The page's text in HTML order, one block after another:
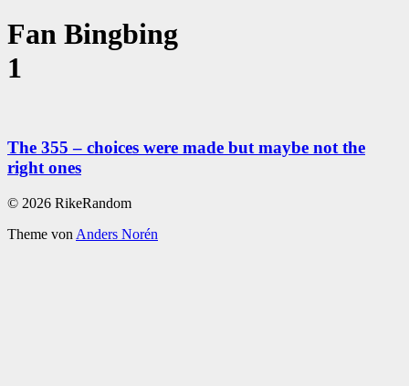
Fan Bingbing
1
The 355 – choices were made but maybe not the
right ones
© 2026 RikeRandom
Theme von Anders Norén